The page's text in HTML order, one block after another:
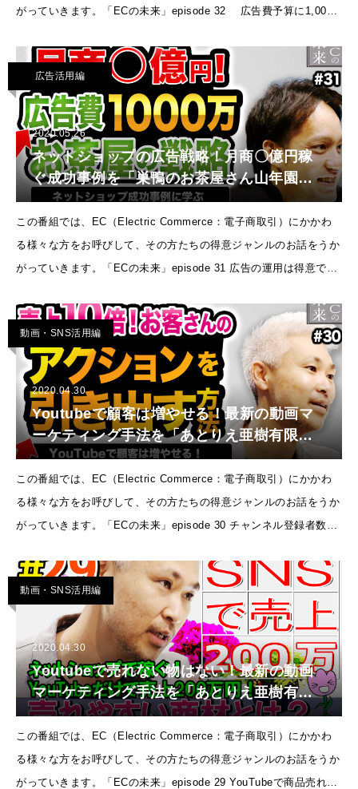
がっていきます。「ECの未来」episode 32 広告費予算に1,000
広告活用編
2020.05.26
ネットショップの広告戦略！月商〇億円稼
ぐ成功事例を「巣鴨のお茶屋さん山年園」
に独占インタビュー！【ECの未来 EP31】
この番組では、EC（Electric Commerce：電子商取引）にかかわ
る様々な方をお呼びして、その方たちの得意ジャンルのお話をうか
がっていきます。「ECの未来」episode 31 広告の運用は得意でし
動画・SNS活用編
2020.04.30
Youtubeで顧客は増やせる！最新の動画マ
ーケティング手法を「あとりえ亜樹有限会
社」に独占インタビュー！【ECの未来
EP30】
この番組では、EC（Electric Commerce：電子商取引）にかかわ
る様々な方をお呼びして、その方たちの得意ジャンルのお話をうか
がっていきます。「ECの未来」episode 30 チャンネル登録者数を
動画・SNS活用編
2020.04.30
Youtubeで売れない物はない！最新の動画
マーケティング手法を「あとりえ亜樹有限
会社」に独占インタビュー！【ECの未来
EP29】
この番組では、EC（Electric Commerce：電子商取引）にかかわ
る様々な方をお呼びして、その方たちの得意ジャンルのお話をうか
がっていきます。「ECの未来」episode 29 YouTubeで商品売れる